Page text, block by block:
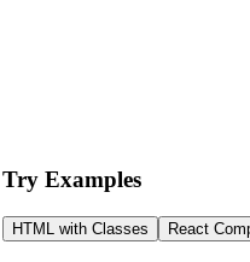
Try Examples
HTML with Classes React